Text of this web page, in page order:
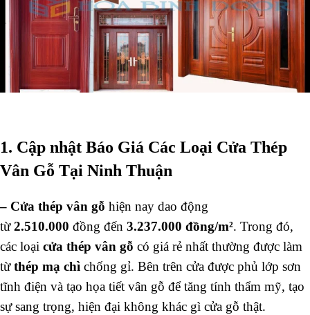
1. Cập nhật Báo Giá Các Loại Cửa Thép
Vân Gỗ Tại Ninh Thuận
– Cửa thép vân gỗ hiện nay dao động
từ2.510.000 đồng đến 3.237.000 đồng/m². Trong đó,
các loại cửa thép vân gỗ có giá rẻ nhất thường được làm
từthép mạ chì chống gỉ. Bên trên cửa được phủ lớp sơn
tĩnh điện và tạo họa tiết vân gỗ để tăng tính thẩm mỹ, tạo
sự sang trọng, hiện đại không khác gì cửa gỗ thật.